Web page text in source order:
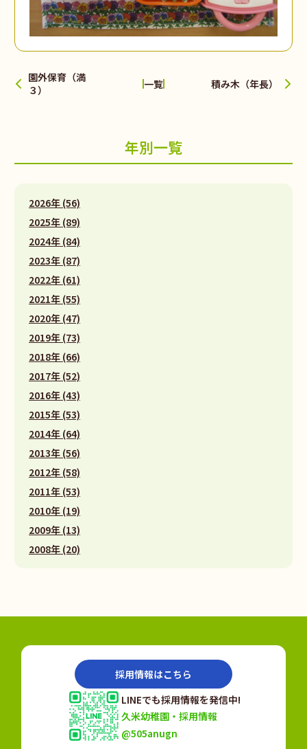
園外保育（満
３）
一覧 積み木（年長）
年別一覧
2026年 (56)
2025年 (89)
2024年 (84)
2023年 (87)
2022年 (61)
2021年 (55)
2020年 (47)
2019年 (73)
2018年 (66)
2017年 (52)
2016年 (43)
2015年 (53)
2014年 (64)
2013年 (56)
2012年 (58)
2011年 (53)
2010年 (19)
2009年 (13)
2008年 (20)
採用情報はこちら
LINEでも採用情報を発信中!
久米幼稚園・採用情報
@505anugn